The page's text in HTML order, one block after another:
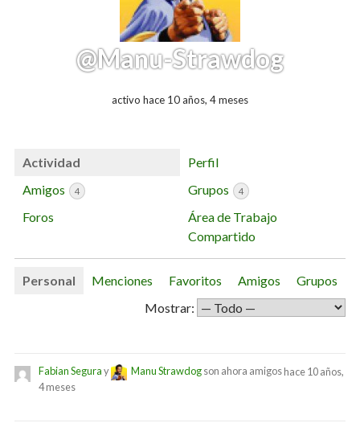
@Manu-Strawdog
activo hace 10 años, 4 meses
Actividad
Perfil
Amigos
4 Grupos 4
Foros
Área de Trabajo
Compartido
Personal Menciones Favoritos Amigos
Grupos
Mostrar:
Fabian Seguray Manu Strawdogson ahora amigoshace 10 años,
4 meses